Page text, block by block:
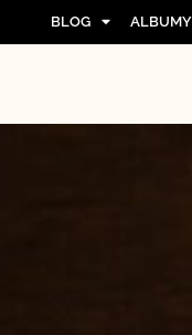
BLOG ALBUMY